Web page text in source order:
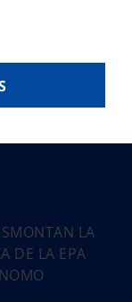
LA
DE LA EPA